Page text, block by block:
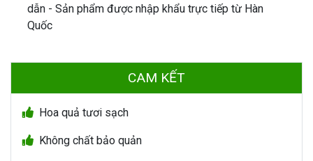
dẫn - Sản phẩm được nhập khẩu trực tiếp từ Hàn
Quốc
CAM KẾT
Hoa quả tươi sạch
Không chất bảo quản